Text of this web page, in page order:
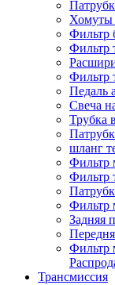
Хомуты
Фильтр
Фильтр
Фильтр
Педаль
Свеча
Трубка
шланг
Фильтр
Фильтр
Фильтр
Задняя
Фильтр
Трансмиссия